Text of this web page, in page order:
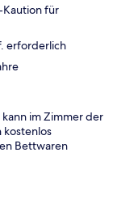
für
erforderlich
kann im Zimmer der
kostenlos
Bettwaren